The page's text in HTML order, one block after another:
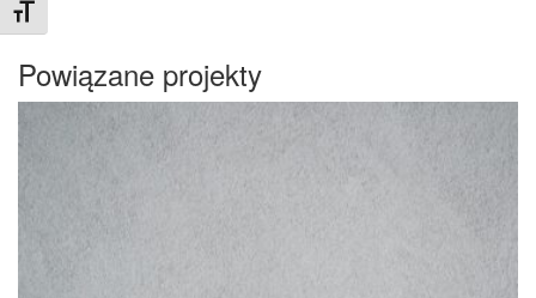
Toggle Font size
Powiązane projekty